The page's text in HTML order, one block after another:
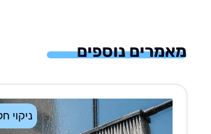
מאמרים נוספים
ניקוי